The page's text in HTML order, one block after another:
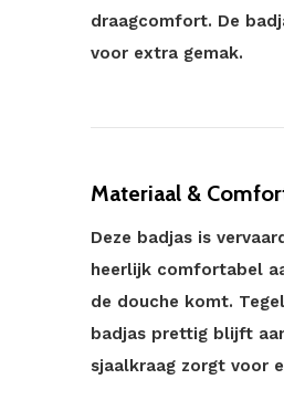
draagcomfort. De
voor extra gemak.
Materiaal &
Deze badjas is
heerlijk comfortabel
de douche komt.
badjas prettig blijft
sjaalkraag zorgt voor